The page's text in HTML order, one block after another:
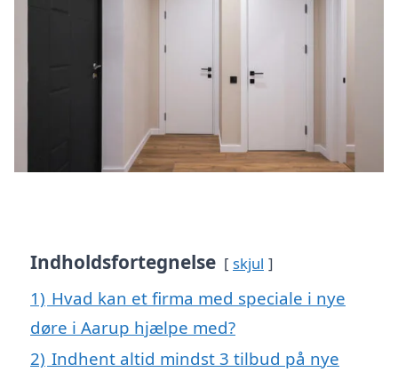
Indholdsfortegnelse skjul
1) Hvad kan et firma med speciale i nye
døre i Aarup hjælpe med?
2) Indhent altid mindst 3 tilbud på nye